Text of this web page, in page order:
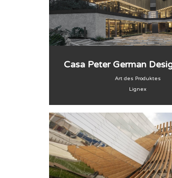
Casa Peter German
Art des Produktes
Lignex